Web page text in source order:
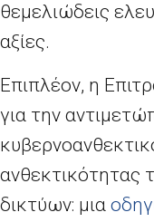
θεμελιώδεις
αξίες.
Επιπλέον, η
για την
ανθεκτικότητας
δικτύων: μια